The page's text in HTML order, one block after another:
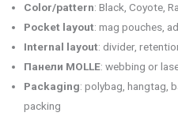
Color/pattern: Black, Coyote,
Pocket layout: mag pouches,
Internal layout: divider,
Панели MOLLE: webbing or
Packaging: polybag, hangtag,
packing